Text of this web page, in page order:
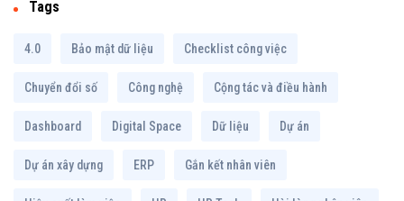
Tags
4.0 Bảo mật dữ liệu Checklist công việc
Chuyển đổi số Công nghệ Cộng tác và điều hành
Dashboard Digital Space Dữ liệu Dự án
Dự án xây dựng ERP Gắn kết nhân viên